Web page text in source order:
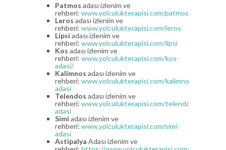
Patmos adası izlenim ve
rehberi: www.yolculukterapisi.com/patmos
Leros adası izlenim ve
rehberi: www.yolculukterapisi.com/leros
Lipsi adası izlenim ve
rehberi: www.yolculukterapisi.com/lipsi
Kos adası izlenim ve
rehberi: www.yolculukterapisi.com/kos-
adasi/
Kalimnos adası izlenim ve
rehberi: www.yolculukterapisi.com/kalimnos-
adasi
Telendos adası izlenim ve
rehberi: www.yolculukterapisi.com/telendos-
adasi
Simi adası izlenim ve
rehberi: www.yolculukterapisi.com/simi-
adasi
Astipalya Adası izlenim ve